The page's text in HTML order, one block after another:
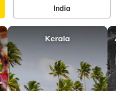
India
Kerala